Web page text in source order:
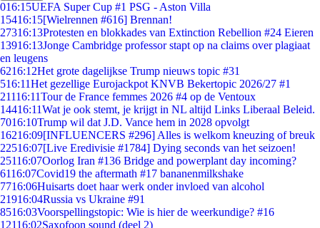
016:15UEFA Super Cup #1 PSG - Aston Villa
15416:15[Wielrennen #616] Brennan!
27316:13Protesten en blokkades van Extinction Rebellion #24 Eieren
13916:13Jonge Cambridge professor stapt op na claims over plagiaat
en leugens
6216:12Het grote dagelijkse Trump nieuws topic #31
516:11Het gezellige Eurojackpot KNVB Bekertopic 2026/27 #1
21116:11Tour de France femmes 2026 #4 op de Ventoux
14416:11Wat je ook stemt, je krijgt in NL altijd Links Liberaal Beleid.
7016:10Trump wil dat J.D. Vance hem in 2028 opvolgt
16216:09[INFLUENCERS #296] Alles is welkom kneuzing of breuk
22516:07[Live Eredivisie #1784] Dying seconds van het seizoen!
25116:07Oorlog Iran #136 Bridge and powerplant day incoming?
6116:07Covid19 the aftermath #17 bananenmilkshake
7716:06Huisarts doet haar werk onder invloed van alcohol
21916:04Russia vs Ukraine #91
8516:03Voorspellingstopic: Wie is hier de weerkundige? #16
12116:02Saxofoon sound (deel 2)